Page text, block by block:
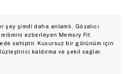
şimdi daha anlamlı. Gözalıcı
milimini ezberleyen Memory Fit
sahiptir. Kusursuz bir görünüm için
kaldırma ve şekil sağlar.